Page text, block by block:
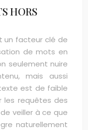
HORS
un facteur clé de
de mots en
seulement nuire
mais aussi
est de faible
les requêtes des
veiller à ce que
naturellement